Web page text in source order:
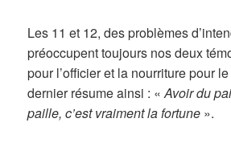
Les 11 et 12, des problèmes
préoccupent toujours nos deux
pour l’officier et la nourriture pour
dernier résume ainsi : «Avoir du
paille, c’est vraiment la fortune ».